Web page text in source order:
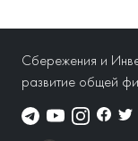
Сбережения и
развитие общей